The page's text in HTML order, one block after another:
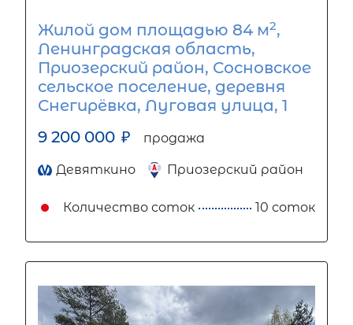
Жилой дом площадью 84 м2,
Ленинградская область,
Приозерский район, Сосновское
сельское поселение, деревня
Снегирёвка, Луговая улица, 1
9 200 000 ₽ продажа
Девяткино Приозерский район
Количество соток 10 соток